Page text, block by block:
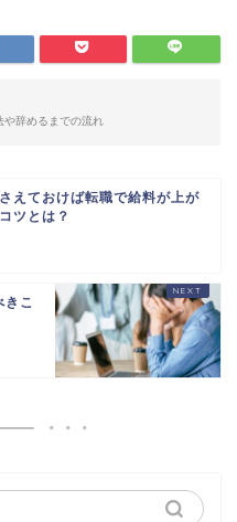
辞めるまでの流れ
えておけば転職で給料が上が
ツとは？
きこ